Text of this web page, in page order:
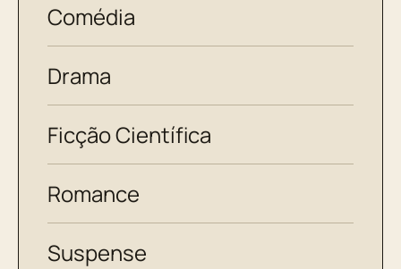
Comédia
Drama
Ficção Científica
Romance
Suspense